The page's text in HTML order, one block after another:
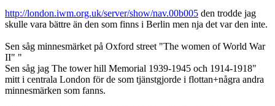
http://london.iwm.org.uk/server/show/nav.00b005 den trodde jag
skulle vara bättre än den som finns i Berlin men nja det var den inte.
Sen såg minnesmärket på Oxford street "The women of World War
II" "
Sen såg jag The tower hill Memorial 1939-1945 och 1914-1918"
mitt i centrala London för de som tjänstgjorde i flottan+några andra
minnesmärken som fanns.